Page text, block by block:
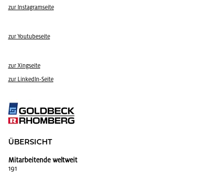
zur In­sta­gram­sei­te
zur You­tube­sei­te
zur Xing­sei­te
zur Lin­kedIn-Seite
ÜBER­SICHT
Mitarbeitende weltweit
191